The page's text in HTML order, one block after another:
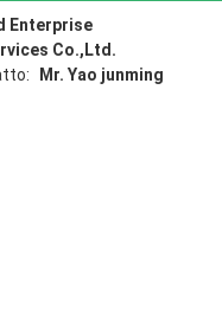
Enterprise
Co.,Ltd.
Mr. Yao junming